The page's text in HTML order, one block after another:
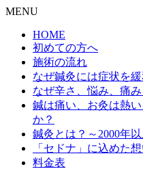
MENU
HOME
初めての方へ
施術の流れ
なぜ鍼灸には症状を
なぜ辛さ、悩み、痛
鍼は痛い、お灸は熱
か？
鍼灸とは？～2000年
「セドナ」に込めた
料金表